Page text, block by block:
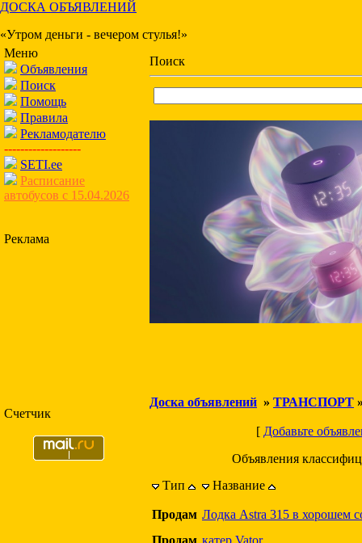
ДОСКА ОБЪЯВЛЕНИЙ
«Утром деньги - вечером стулья!»
Меню
Объявления
Поиск
Помощь
Правила
Рекламодателю
-------------------
SETI.ee
Расписание
автобусов с 15.04.2026
Реклама
Счетчик
Поиск
Доска объявлений » ТРАНСПОРТ
[ Добавьте
Объявления
Тип
Название
Продам Лодка Astra 315 в хорошем
Продам катер Vator